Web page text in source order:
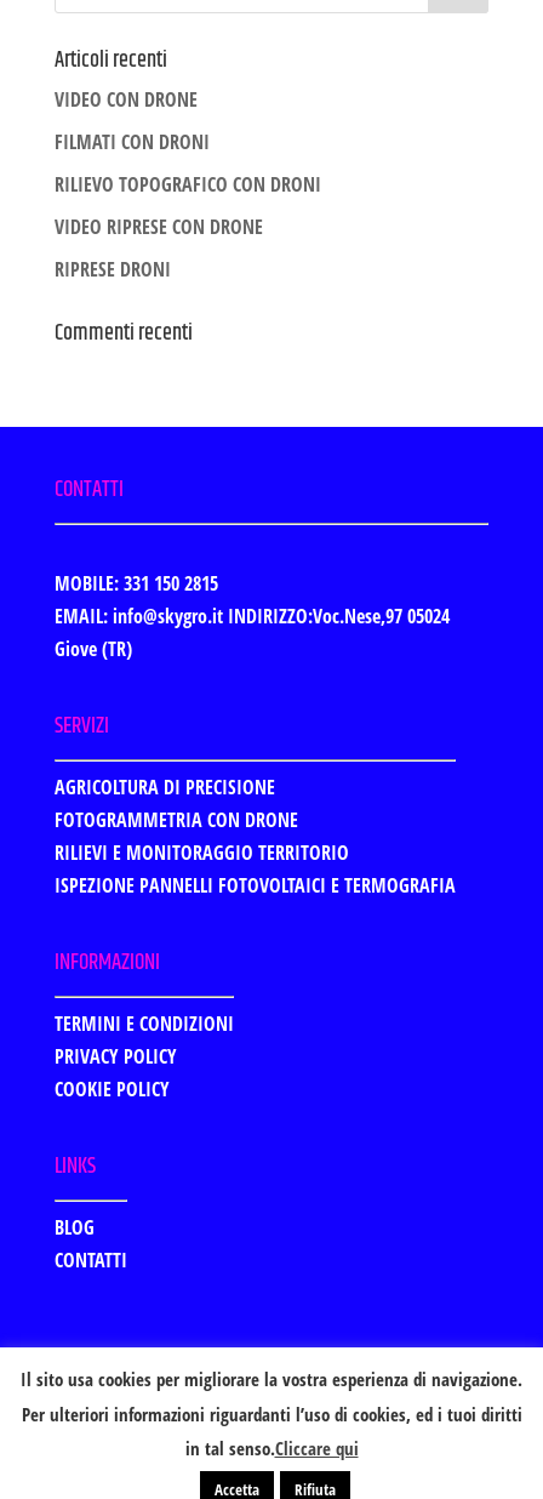
Articoli recenti
VIDEO CON DRONE
FILMATI CON DRONI
RILIEVO TOPOGRAFICO CON DRONI
VIDEO RIPRESE CON DRONE
RIPRESE DRONI
Commenti recenti
CONTATTI
MOBILE: 331 150 2815
EMAIL: info@skygro.it INDIRIZZO:Voc.Nese,97 05024
Giove (TR)
SERVIZI
AGRICOLTURA DI PRECISIONE
FOTOGRAMMETRIA CON DRONE
RILIEVI E MONITORAGGIO TERRITORIO
ISPEZIONE PANNELLI FOTOVOLTAICI E TERMOGRAFIA
INFORMAZIONI
TERMINI E CONDIZIONI
PRIVACY POLICY
COOKIE POLICY
LINKS
BLOG
CONTATTI
Italy Web Marketing - Realizzazione siti
Internet
Il sito usa cookies per migliorare la vostra esperienza di navigazione.
Per ulteriori informazioni riguardanti l’uso di cookies, ed i tuoi diritti
in tal senso.Cliccare qui
Accetta Rifiuta